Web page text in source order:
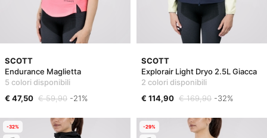
SCOTT
Endurance Maglietta
5 colori disponibili
€ 47,50 € 59,90 -21%
SCOTT
Explorair Light Dryo 2.5L Giacca
2 colori disponibili
€ 114,90 € 169,90 -32%
-32% -29%